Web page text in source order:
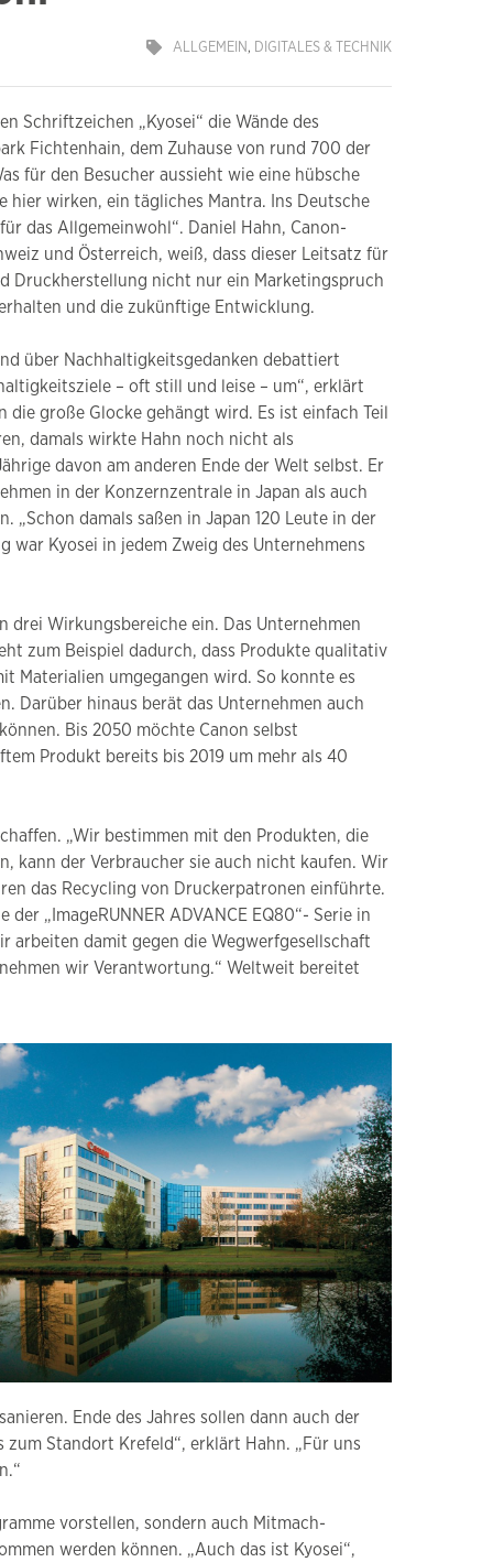
ALLGEMEIN, DIGITALES & TECHNIK
Schriftzeichen „Kyosei“ die Wände des
Fichtenhain, dem Zuhause von rund 700 der
für den Besucher aussieht wie eine hübsche
wirken, ein tägliches Mantra. Ins Deutsche
das Allgemeinwohl“. Daniel Hahn, Canon-
und Österreich, weiß, dass dieser Leitsatz für
Druckherstellung nicht nur ein Marketingspruch
und die zukünftige Entwicklung.
über Nachhaltigkeitsgedanken debattiert
– oft still und leise – um“, erklärt
große Glocke gehängt wird. Es ist einfach Teil
damals wirkte Hahn noch nicht als
davon am anderen Ende der Welt selbst. Er
in der Konzernzentrale in Japan als auch
damals saßen in Japan 120 Leute in der
Kyosei in jedem Zweig des Unternehmens
drei Wirkungsbereiche ein. Das Unternehmen
zum Beispiel dadurch, dass Produkte qualitativ
Materialien umgegangen wird. So konnte es
Darüber hinaus berät das Unternehmen auch
Bis 2050 möchte Canon selbst
Produkt bereits bis 2019 um mehr als 40
„Wir bestimmen mit den Produkten, die
kann der Verbraucher sie auch nicht kaufen. Wir
das Recycling von Druckerpatronen einführte.
„ImageRUNNER ADVANCE EQ80“- Serie in
arbeiten damit gegen die Wegwerfgesellschaft
wir Verantwortung.“ Weltweit bereitet
Ende des Jahres sollen dann auch der
Standort Krefeld“, erklärt Hahn. „Für uns
vorstellen, sondern auch Mitmach-
werden können. „Auch das ist Kyosei“,